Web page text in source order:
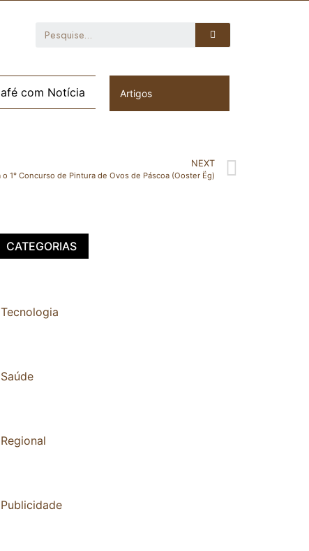
com Notícia Artigos
NEXT
1° Concurso de Pintura de Ovos de Páscoa (Ooster Ëg)
CATEGORIAS
Tecnologia
Saúde
Regional
Publicidade